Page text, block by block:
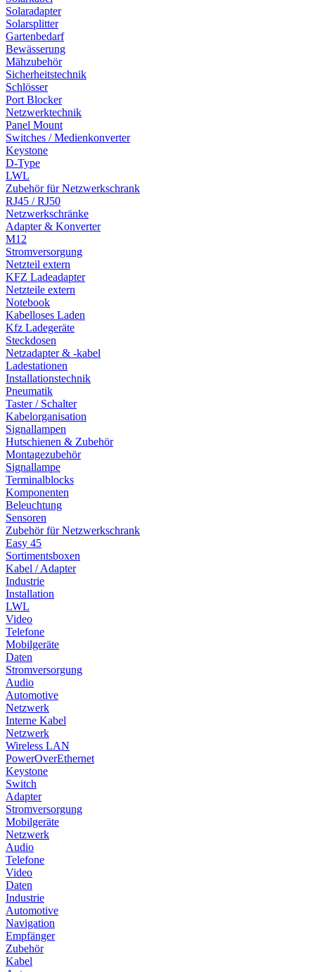
Solaradapter
Solarsplitter
Gartenbedarf
Bewässerung
Mähzubehör
Sicherheitstechnik
Schlösser
Port Blocker
Netzwerktechnik
Panel Mount
Switches / Medienkonverter
Keystone
D-Type
LWL
Zubehör für Netzwerkschrank
RJ45 / RJ50
Netzwerkschränke
Adapter & Konverter
M12
Stromversorgung
Netzteil extern
KFZ Ladeadapter
Netzteile extern
Notebook
Kabelloses Laden
Kfz Ladegeräte
Steckdosen
Netzadapter & -kabel
Ladestationen
Installationstechnik
Pneumatik
Taster / Schalter
Kabelorganisation
Signallampen
Hutschienen & Zubehör
Montagezubehör
Signallampe
Terminalblocks
Komponenten
Beleuchtung
Sensoren
Zubehör für Netzwerkschrank
Easy 45
Sortimentsboxen
Kabel / Adapter
Industrie
Installation
LWL
Video
Telefone
Mobilgeräte
Daten
Stromversorgung
Audio
Automotive
Netzwerk
Interne Kabel
Netzwerk
Wireless LAN
PowerOverEthernet
Keystone
Switch
Adapter
Stromversorgung
Mobilgeräte
Netzwerk
Audio
Telefone
Video
Daten
Industrie
Automotive
Navigation
Empfänger
Zubehör
Kabel